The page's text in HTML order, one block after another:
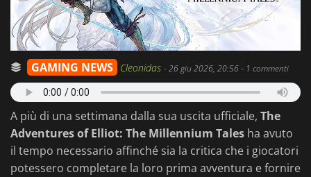
GAMING NEWS Cleonidas -26 giu 2026, 20:56- 1 commenti
A più di una settimana dalla sua uscita ufficiale, The
Adventures of Elliot: The Millennium Tales ha avuto
il tempo necessario affinché sia la critica che i giocatori
potessero completare la loro prima avventura e fornire